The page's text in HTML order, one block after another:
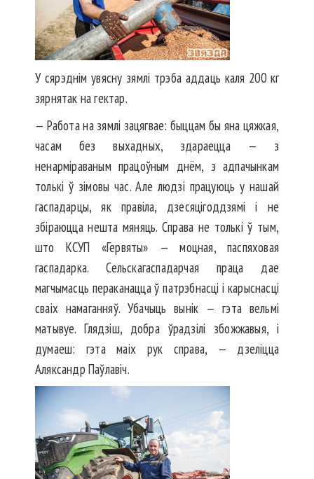
У сярэднім увясну зямлі трэба аддаць каля 200 кг
зярнятак на гектар.
— Работа на зямлі зацягвае: быццам бы яна цяжкая,
часам без выхадных, здараецца — з
ненарміраваным працоўным днём, з адпачынкам
толькі ў зімовы час. Але людзі працуюць у нашай
гаспадарцы, як правіла, дзесяцігоддзямі і не
збіраюцца нешта мяняць. Справа не толькі ў тым,
што КСУП «Гервяты» — моцная, паспяховая
гаспадарка. Сельскагаспадарчая праца дае
магчымасць пераканацца ў патрэбнасці і карыснасці
сваіх намаганняў. Убачыць вынік — гэта вельмі
матывуе. Глядзіш, добра ўрадзілі збожжавыя, і
думаеш: гэта маіх рук справа, — дзеліцца
Аляксандр Паўлавіч.